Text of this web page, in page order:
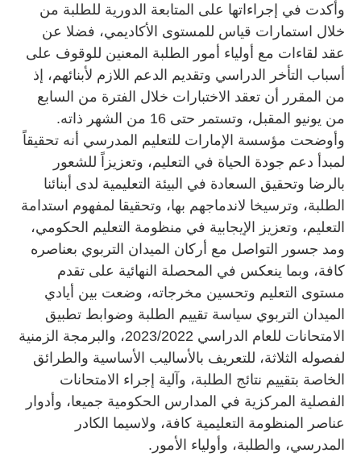
وأكدت في إجراءاتها على المتابعة الدورية للطلبة من
خلال استمارات قياس للمستوى الأكاديمي، فضلا عن
عقد لقاءات مع أولياء أمور الطلبة المعنين للوقوف على
أسباب التأخر الدراسي وتقديم الدعم اللازم لأبنائهم، إذ
من المقرر أن تعقد الاختبارات خلال الفترة من السابع
من يونيو المقبل، وتستمر حتى 16 من الشهر ذاته.
وأوضحت مؤسسة الإمارات للتعليم المدرسي أنه تحقيقاً
لمبدأ دعم جودة الحياة في التعليم، وتعزيزاً للشعور
بالرضا وتحقيق السعادة في البيئة التعليمية لدى أبنائنا
الطلبة، وترسيخا لاندماجهم بها، وتحقيقا لمفهوم استدامة
التعليم، وتعزيز الإيجابية في منظومة التعليم الحكومي،
ومد جسور التواصل مع أركان الميدان التربوي بعناصره
كافة، وبما ينعكس في المحصلة النهائية على تقدم
مستوى التعليم وتحسين مخرجاته، وضعت بين أيادي
الميدان التربوي سياسة تقييم الطلبة وضوابط تطبيق
الامتحانات للعام الدراسي 2023/2022، والبرمجة الزمنية
لفصوله الثلاثة، للتعريف بالأساليب الأساسية والطرائق
الخاصة بتقييم نتائج الطلبة، وآلية إجراء الامتحانات
الفصلية المركزية في المدارس الحكومية جميعا، وأدوار
عناصر المنظومة التعليمية كافة، ولاسيما الكادر
المدرسي، والطلبة، وأولياء الأمور.